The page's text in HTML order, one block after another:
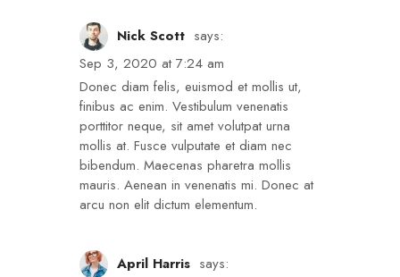
Nick Scott says:
Sep 3, 2020 at 7:24 am
Donec diam felis, euismod et mollis ut,
finibus ac enim. Vestibulum venenatis
porttitor neque, sit amet volutpat urna
mollis at. Fusce vulputate et diam nec
bibendum. Maecenas pharetra mollis
mauris. Aenean in venenatis mi. Donec at
arcu non elit dictum elementum.
April Harris says: